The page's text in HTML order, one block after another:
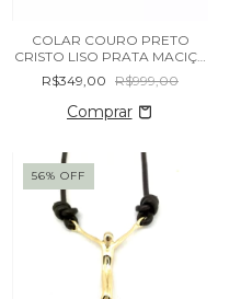
COLAR COURO PRETO
CRISTO LISO PRATA MACIÇA
R$349,00 R$999,00
56% OFF